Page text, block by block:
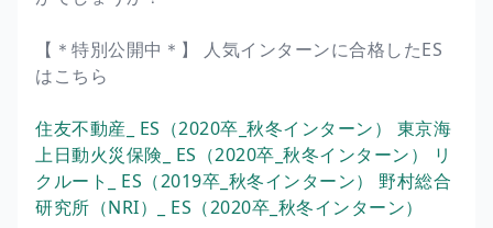
【＊特別公開中＊】 人気インターンに合格したES
はこちら
住友不動産_ ES（2020卒_秋冬インターン） 東京海
上日動火災保険_ ES（2020卒_秋冬インターン）
リ
クルート_ ES（2019卒_秋冬インターン） 野村総合
研究所（NRI）_ ES（2020卒_秋冬インターン）